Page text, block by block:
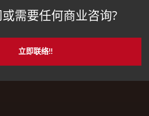
需要任何商业咨询?
立即联络!!